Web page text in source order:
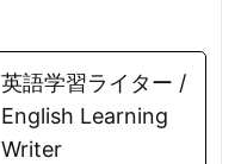
英語学習ライター /
English Learning
Writer